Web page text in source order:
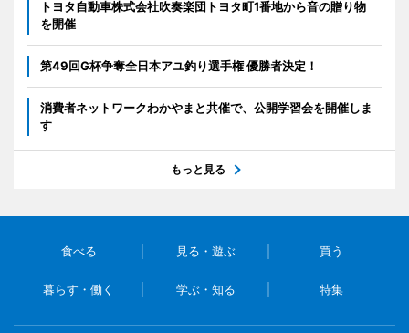
トヨタ自動車株式会社吹奏楽団トヨタ町1番地から音の贈り物
を開催
第49回G杯争奪全日本アユ釣り選手権 優勝者決定！
消費者ネットワークわかやまと共催で、公開学習会を開催しま
す
もっと見る
食べる 見る・遊ぶ 買う
暮らす・働く 学ぶ・知る 特集